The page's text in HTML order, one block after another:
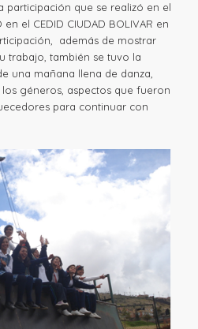
participación que se realizó en el
en el CEDID CIUDAD BOLIVAR en
además de mostrar
trabajo, también se tuvo la
una mañana llena de danza,
géneros, aspectos que fueron
para continuar con